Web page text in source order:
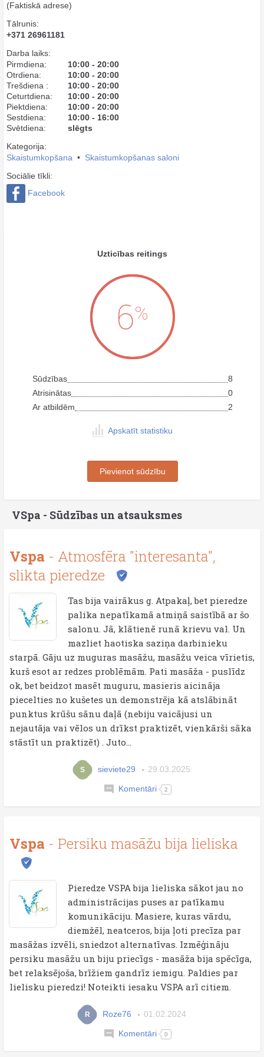
(Faktiskā adrese)
Tālrunis:
+371 26961181
Darba laiks:
Pirmdiena:
10:00 - 20:00
Otrdiena:
10:00 - 20:00
Trešdiena :
10:00 - 20:00
Ceturtdiena:
10:00 - 20:00
Piektdiena:
10:00 - 20:00
Sestdiena:
10:00 - 16:00
Svētdiena:
slēgts
Kategorija:
Skaistumkopšana • Skaistumkopšanas saloni
Sociālie tīkli:
Facebook
Uzticības reitings
6%
Sūdzības
8
Atrisinātas
0
Ar atbildēm
2
Apskatīt statistiku
Pievienot sūdzību
VSpa - Sūdzības un atsauksmes
Vspa - Atmosfēra "interesanta",
slikta pieredze
Tas bija vairākus g. Atpakaļ, bet pieredze
palika nepatīkamā atmiņā saistībā ar šo
salonu. Jā, klātienē runā krievu val. Un
mazliet haotiska saziņa darbinieku
starpā. Gāju uz muguras masāžu, masāžu veica vīrietis,
kurš esot ar redzes problēmām. Pati masāža - puslīdz
ok, bet beidzot masēt muguru, masieris aicināja
piecelties no kušetes un demonstrēja kā atslābināt
punktus krūšu sānu daļā (nebiju vaicājusi un
nejautāja vai vēlos un drīkst praktizēt, vienkārši sāka
stāstīt un praktizēt) . Juto...
S sieviete29 29.03.2025
Komentāri 2
Vspa - Persiku masāžu bija lieliska
Pieredze VSPA bija lieliska sākot jau no
administrācijas puses ar patīkamu
komunikāciju. Masiere, kuras vārdu,
diemžēl, neatceros, bija ļoti precīza par
masāžas izvēli, sniedzot alternatīvas. Izmēģināju
persiku masāžu un biju priecīgs - masāža bija spēcīga,
bet relaksējoša, brīžiem gandrīz iemigu. Paldies par
lielisku pieredzi! Noteikti iesaku VSPA arī citiem.
R Roze76 01.02.2024
Komentāri 0